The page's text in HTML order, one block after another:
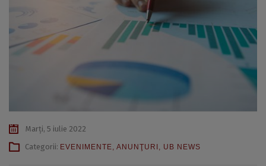
Marți, 5 iulie 2022
Categorii: EVENIMENTE, ANUNŢURI , UB NEWS